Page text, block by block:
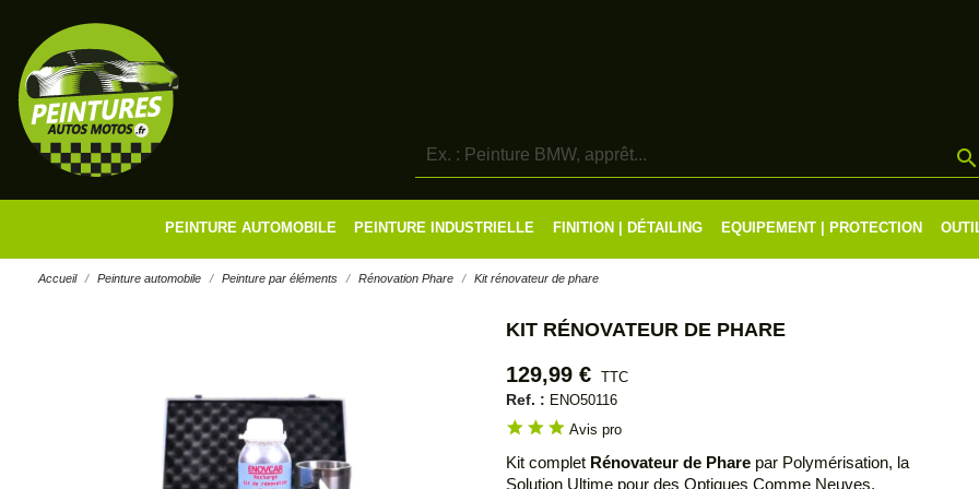

PEINTURE AUTOMOBILE PEINTURE INDUSTRIELLE FINITION | DÉTAILING EQUIPEMENT | PROTECTION
Accueil Peinture automobile Peinture par éléments Rénovation Phare Kit rénovateur de phare
KIT RÉNOVATEUR DE PHARE
129,99 € TTC
Ref. : ENO50116
star star star Avis pro
Kit complet Rénovateur de Pharepar Polymérisation, la
Solution Ultime pour des Optiques Comme Neuves.